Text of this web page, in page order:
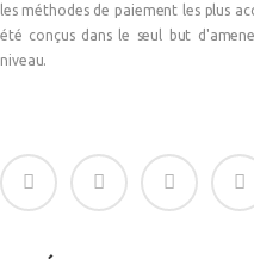
les méthodes de paiement les plus
été conçus dans le seul but
niveau.